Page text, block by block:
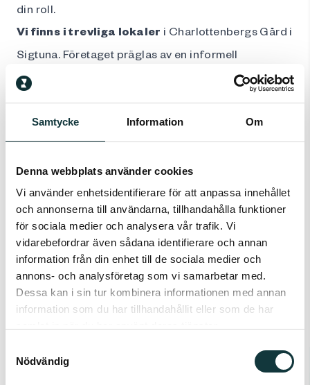
Samtycke Information Om
Denna webbplats använder cookies
Vi använder enhetsidentifierare för att anpassa innehållet
och annonserna till användarna, tillhandahålla funktioner
för sociala medier och analysera vår trafik. Vi
vidarebefordrar även sådana identifierare och annan
information från din enhet till de sociala medier och
annons- och analysföretag som vi samarbetar med.
Dessa kan i sin tur kombinera informationen med annan
information som du har tillhandahållit eller som de har
Nödvändig
din roll.
Vi finns i trevliga lokaler i Charlottenbergs Gård i
Sigtuna. Företaget präglas av en informell
företagskultur där det är högt till tak, vi trivs och är
och c:a 50-60 övernattningar årligen. Placeringsort
inom distriktet gärna med en viss närhet till
Stockholm.
Vill du veta mer är du välkommen att kontakta
Rekryteringskonsult Harry Rubino på nummer
0733-763930.
Ansöker gör du snarast genom att skicka CV och
Personligt brev viawww.rubino.se
Välkommen med din ansökan!
år. Huvudkontor och lager finns i Sigtuna samt